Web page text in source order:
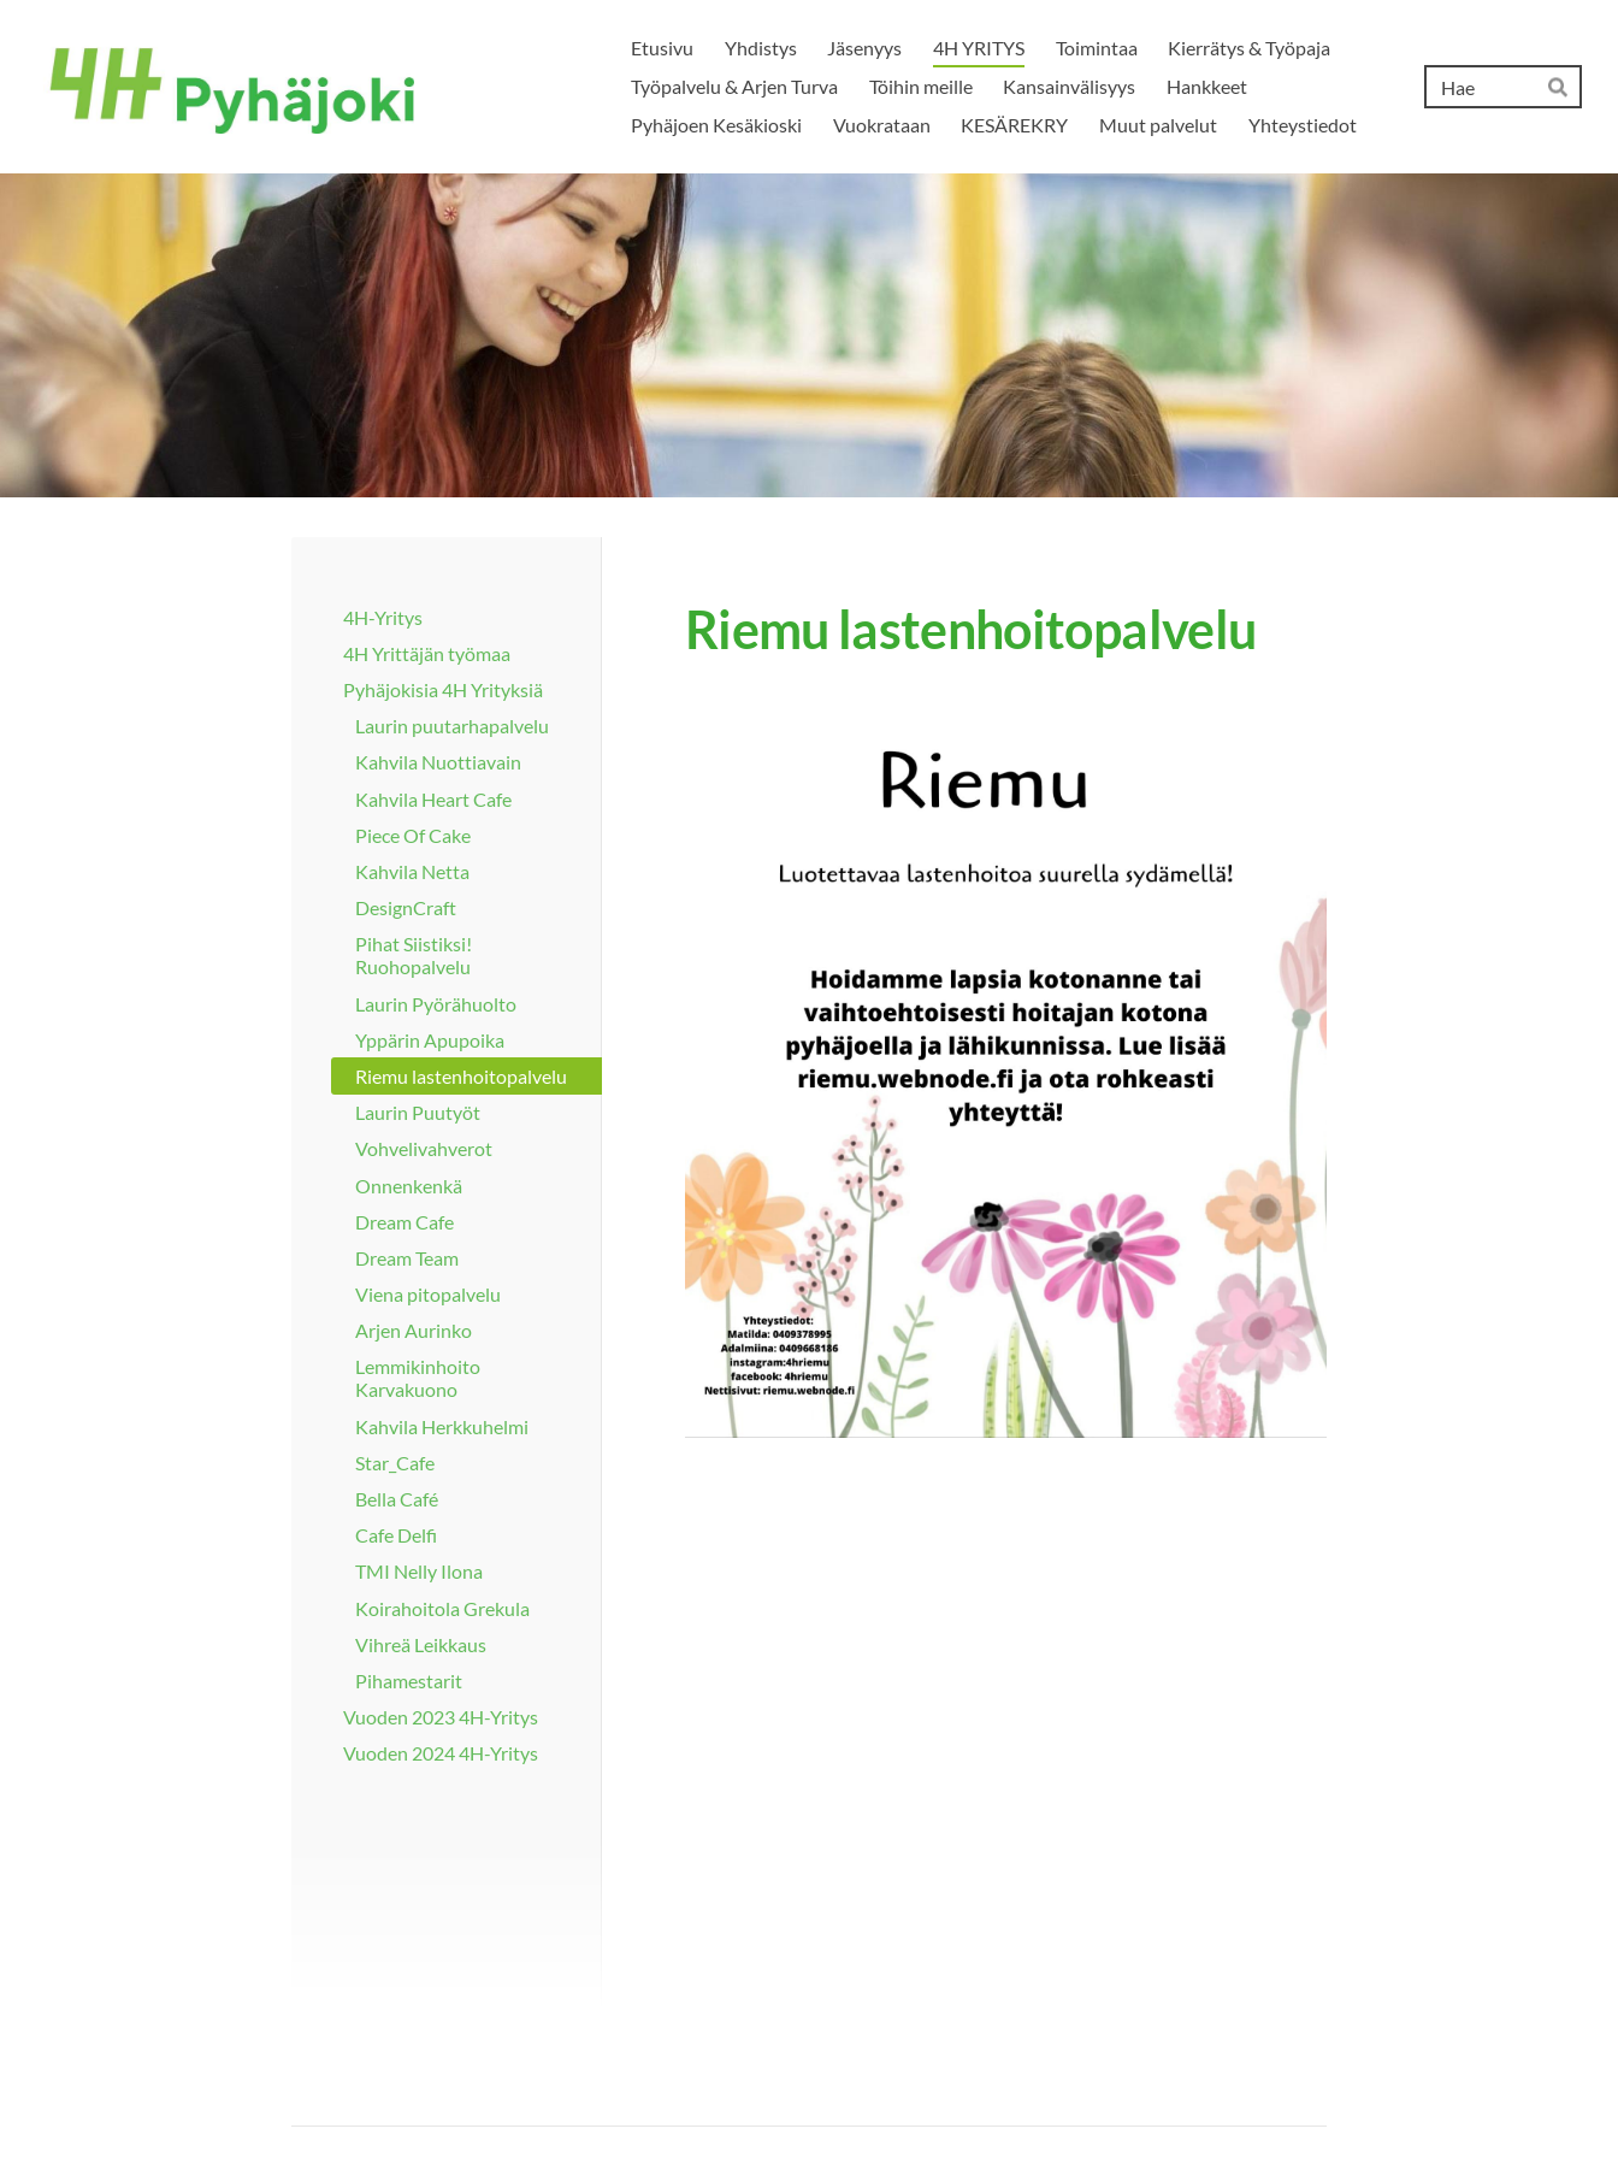
sivun
sisältöön
Pyhäjoen 4H-yhdistys
Etusivu Yhdistys Jäsenyys 4H YRITYS Toimintaa
Kierrätys & Työpaja
Työpalvelu & Arjen Turva
Töihin meille Kansainvälisyys
Hankkeet
Pyhäjoen Kesäkioski
Vuokrataan KESÄREKRY Muut palvelut Yhteystiedot
Hae
4H-Yritys
4H Yrittäjän työmaa
Pyhäjokisia 4H Yrityksiä
Laurin puutarhapalvelu
Kahvila Nuottiavain
Kahvila Heart Cafe
Piece Of Cake
Kahvila Netta
DesignCraft
Pihat Siistiksi!
Ruohopalvelu
Laurin Pyörähuolto
Yppärin Apupoika
Riemu lastenhoitopalvelu
Laurin Puutyöt
Vohvelivahverot
Onnenkenkä
Dream Cafe
Dream Team
Viena pitopalvelu
Arjen Aurinko
Lemmikinhoito
Karvakuono
Kahvila Herkkuhelmi
Star_Cafe
Bella Café
Cafe Delfi
TMI Nelly Ilona
Koirahoitola Grekula
Vihreä Leikkaus
Pihamestarit
Vuoden 2023 4H-Yritys
Vuoden 2024 4H-Yritys
Riemu lastenhoitopalvelu